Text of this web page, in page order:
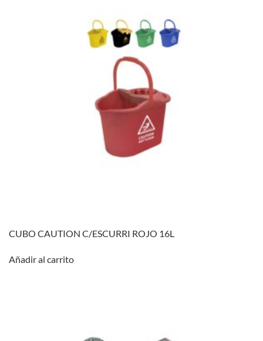
CUBO CAUTION C/ESCURRI ROJO 16L
Añadir al carrito